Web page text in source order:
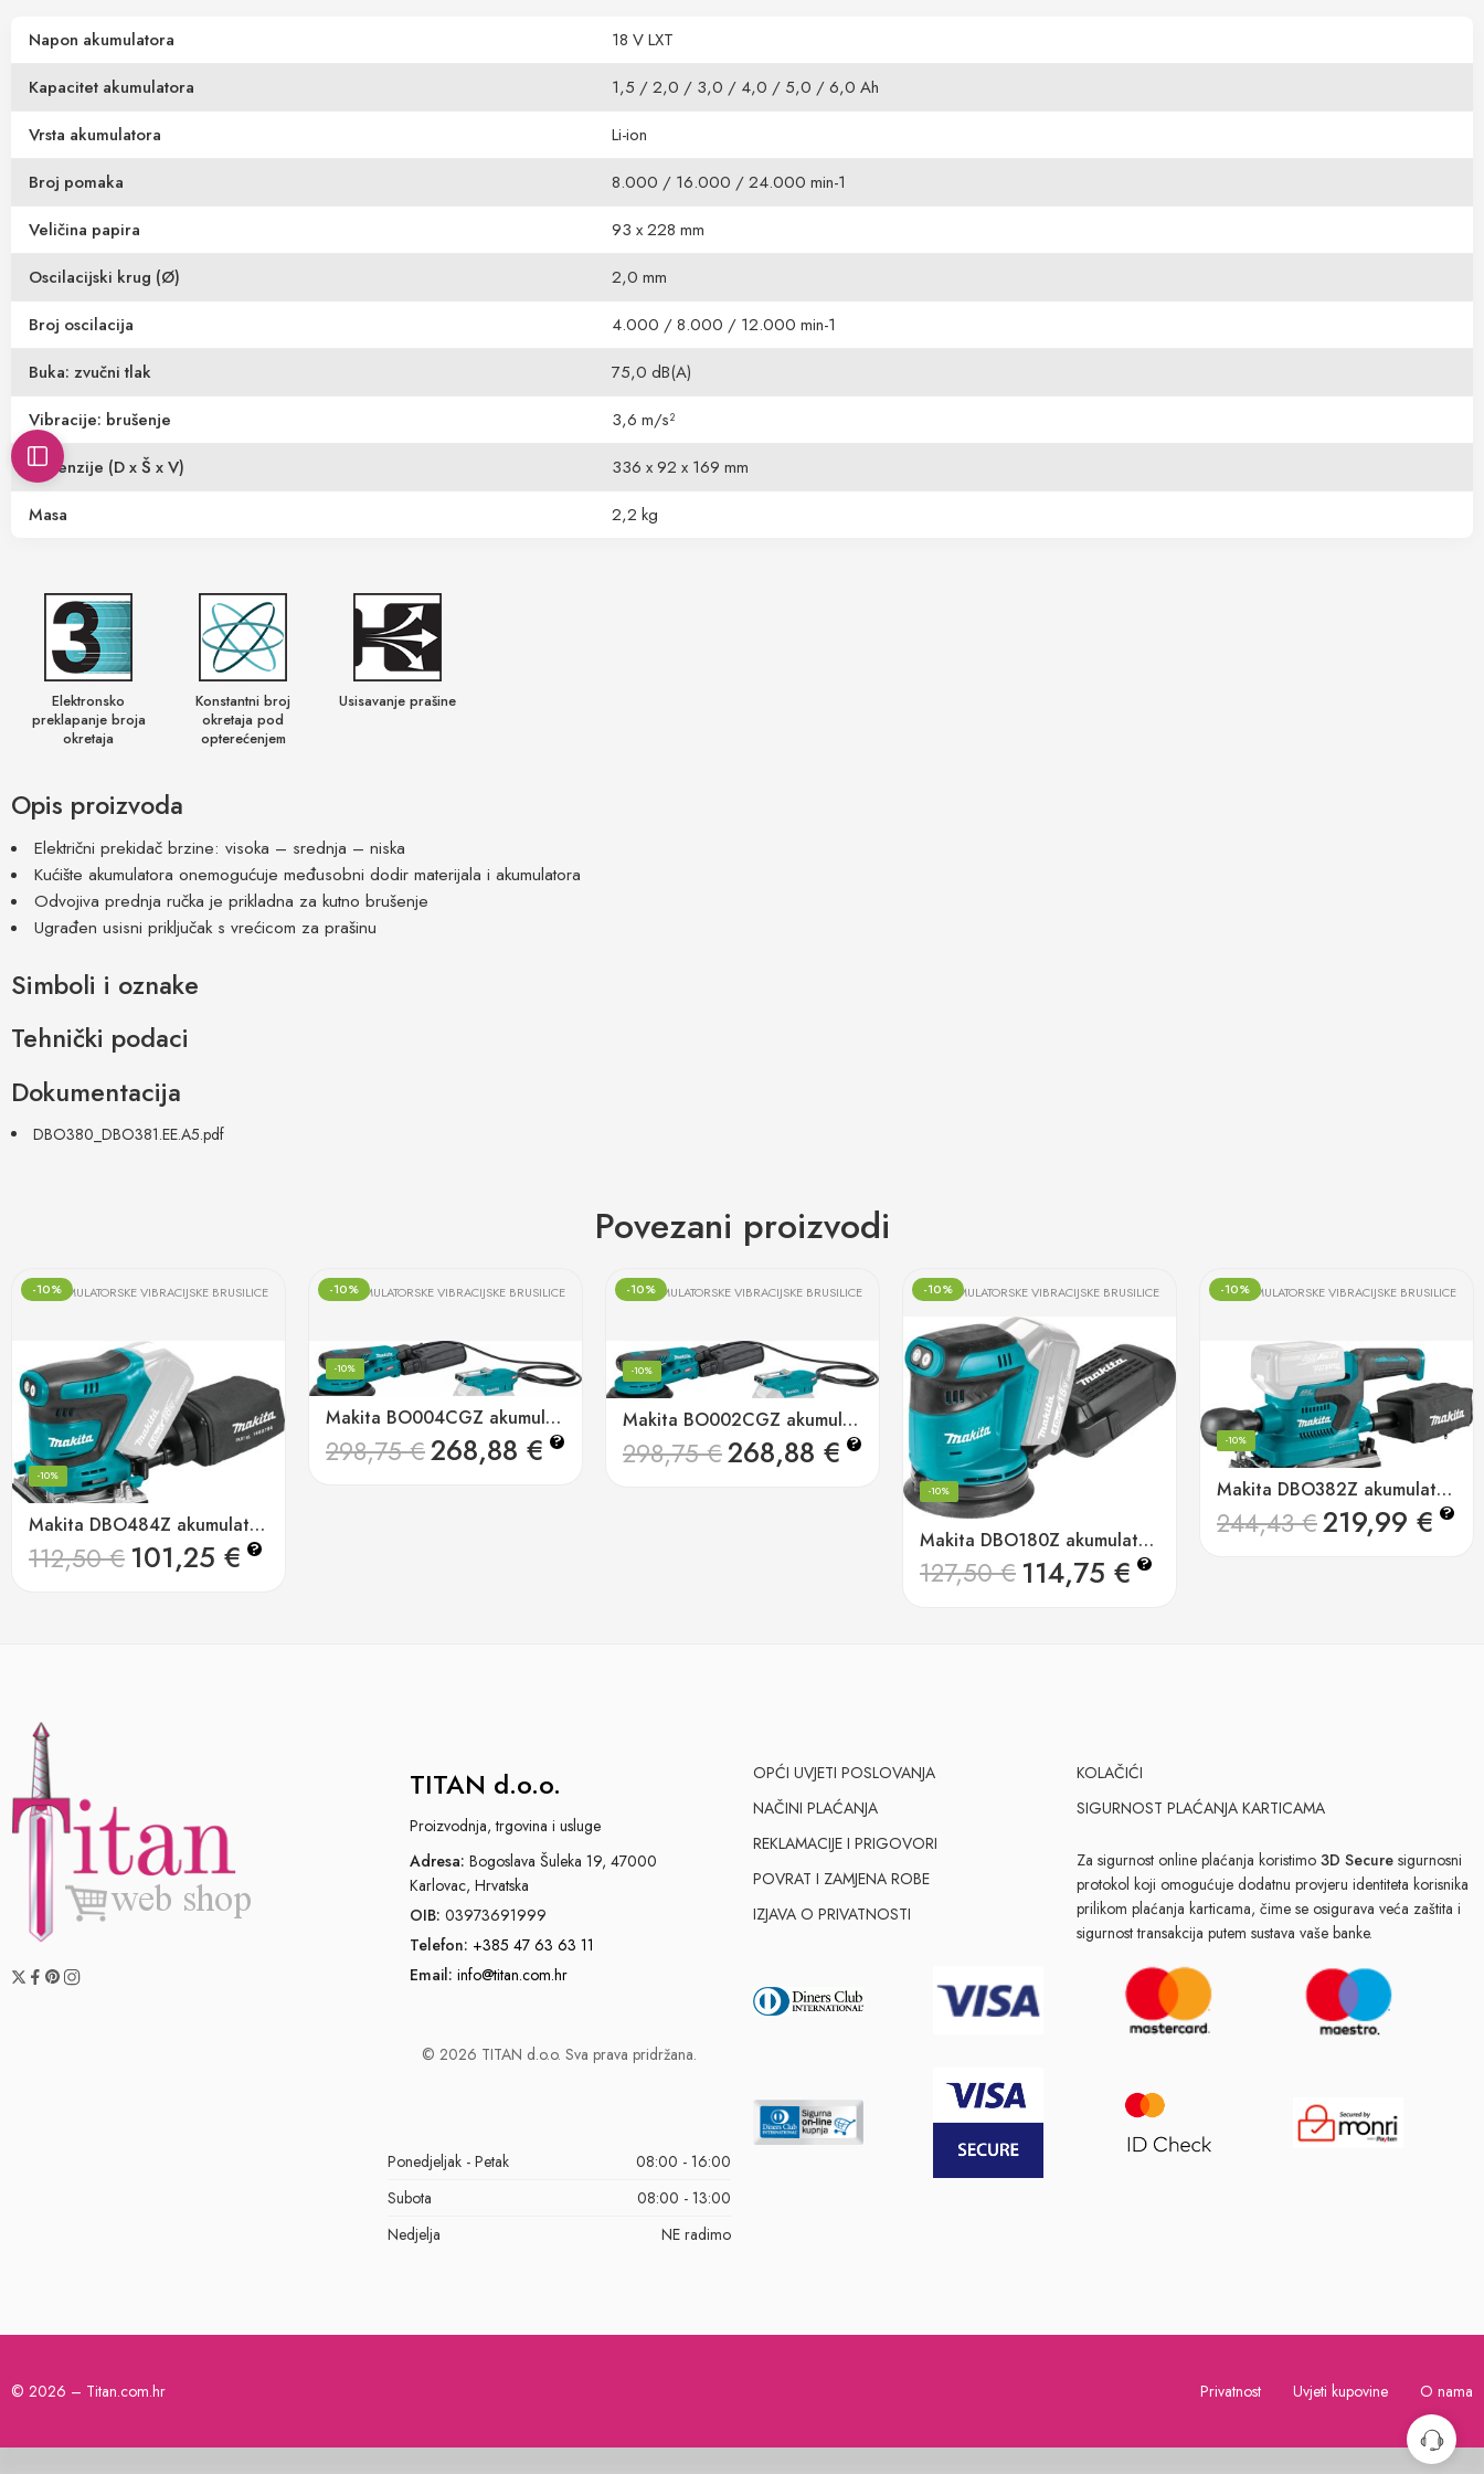
Opis proizvoda
Električni prekidač brzine: visoka – srednja – niska
Kućište akumulatora onemogućuje međusobni dodir materijala i akumulatora
Odvojiva prednja ručka je prikladna za kutno brušenje
Ugrađen usisni priključak s vrećicom za prašinu
Simboli i oznake
Elektronsko
preklapanje broja
okretaja
Konstantni broj
okretaja pod
opterećenjem
Usisavanje prašine
Tehnički podaci
Napon akumulatora
18 V LXT
Kapacitet akumulatora
1,5 / 2,0 / 3,0 / 4,0 / 5,0 / 6,0 Ah
Vrsta akumulatora
Li-ion
Broj pomaka
8.000 / 16.000 / 24.000 min-1
Veličina papira
93 x 228 mm
Oscilacijski krug (Ø)
2,0 mm
Broj oscilacija
4.000 / 8.000 / 12.000 min-1
Buka: zvučni tlak
75,0 dB(A)
Vibracije: brušenje
3,6 m/s²
Dimenzije (D x Š x V)
336 x 92 x 169 mm
Masa
2,2 kg
Dokumentacija
DBO380_DBO381.EE.A5.pdf
Povezani proizvodi
-10%
AKUMULATORSKE VIBRACIJSKE BRUSILICE
Makita DBO484Z akumulatorska oscilirajuća brusilica
-10%
112,50€ 101,25 € ?
-10%
AKUMULATORSKE VIBRACIJSKE BRUSILICE
Makita BO004CGZ akumulatorska ekscentrična brusilica
-10%
298,75€268,88 € ?
-10%
AKUMULATORSKE VIBRACIJSKE BRUSILICE
Makita BO002CGZ akumulatorska ekscentrična brusilica
-10%
298,75€268,88 € ?
-10%
AKUMULATORSKE VIBRACIJSKE BRUSILICE
Makita DBO180Z akumulatorska ekscentrična brusilica
-10%
127,50€ 114,75 € ?
-10%
AKUMULATORSKE VIBRACIJSKE BRUSILICE
Makita DBO382Z akumulatorska oscilirajuća brusilica
-10%
244,43€219,99 € ?
TITAN d.o.o.
Proizvodnja, trgovina i usluge
Adresa: Bogoslava Šuleka 19, 47000
Karlovac, Hrvatska
OIB: 03973691999
Telefon: +385 47 63 63 11
Email: info@titan.com.hr
© 2026 TITAN d.o.o. Sva prava pridržana.
Ponedjeljak - Petak
08:00 - 16:00
Subota
08:00 - 13:00
Nedjelja
NE radimo
OPĆI UVJETI POSLOVANJA
NAČINI PLAĆANJA
REKLAMACIJE I PRIGOVORI
POVRAT I ZAMJENA ROBE
IZJAVA O PRIVATNOSTI
KOLAČIĆI
SIGURNOST PLAĆANJA KARTICAMA
Za sigurnost online plaćanja koristimo 3D Securesigurnosni
protokol koji omogućuje dodatnu provjeru identiteta korisnika
prilikom plaćanja karticama, čime se osigurava veća zaštita i
sigurnost transakcija putem sustava vaše banke.
© 2026 – Titan.com.hr Privatnost Uvjeti kupovine O nama